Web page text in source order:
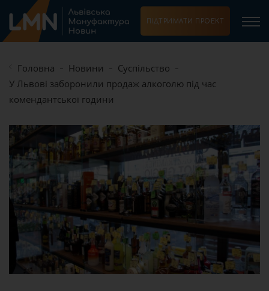
ПІДТРИМАТИ ПРОЕКТ
Головна Новини
Суспільство
У Львові заборонили продаж алкоголю під час
комендантської години